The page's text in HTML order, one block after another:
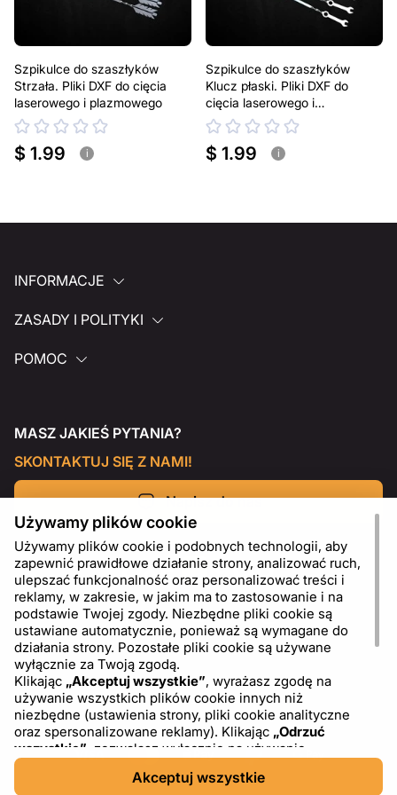
Szpikulce do szaszłyków
Strzała. Pliki DXF do cięcia
laserowego i plazmowego
$ 1.99 i
Szpikulce do szaszłyków
Klucz płaski. Pliki DXF do
cięcia laserowego i
plazmowego
$ 1.99 i
INFORMACJE
ZASADY I POLITYKI
POMOC
MASZ JAKIEŚ PYTANIA?
SKONTAKTUJ SIĘ Z NAMI!
Napisz do nas
PL USD - US Dollar ($)
Używamy plików cookie
Używamy plików cookie i podobnych technologii, aby
zapewnić prawidłowe działanie strony, analizować ruch,
ulepszać funkcjonalność oraz personalizować treści i
reklamy, w zakresie, w jakim ma to zastosowanie i na
podstawie Twojej zgody. Niezbędne pliki cookie są
ustawiane automatycznie, ponieważ są wymagane do
działania strony. Pozostałe pliki cookie są używane
wyłącznie za Twoją zgodą.
Klikając „Akceptuj wszystkie”, wyrażasz zgodę na
używanie wszystkich plików cookie innych niż
niezbędne (ustawienia strony, pliki cookie analityczne
oraz spersonalizowane reklamy). Klikając „Odrzuć
wszystkie” , zezwalasz wyłącznie na używanie
niezbędnych plików cookie. Klikając
, możesz wybrać, które kategorie plików cookie
Akceptuj wszystkie